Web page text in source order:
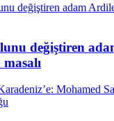
değiştiren